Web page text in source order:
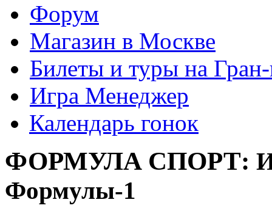
Форум
Магазин в Москве
Билеты и туры на
Игра Менеджер
Календарь гонок
ФОРМУЛА СПОРТ:
Формулы-1